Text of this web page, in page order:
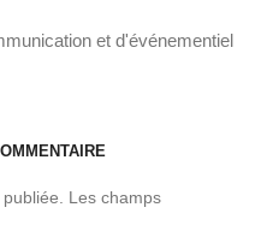
et d'événementiel
Les champs